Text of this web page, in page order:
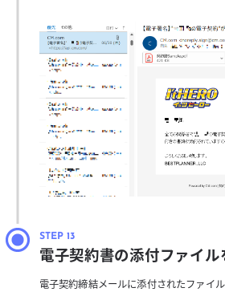
電子契約書の添付ファイル
電子契約締結メールに添付されたファイ